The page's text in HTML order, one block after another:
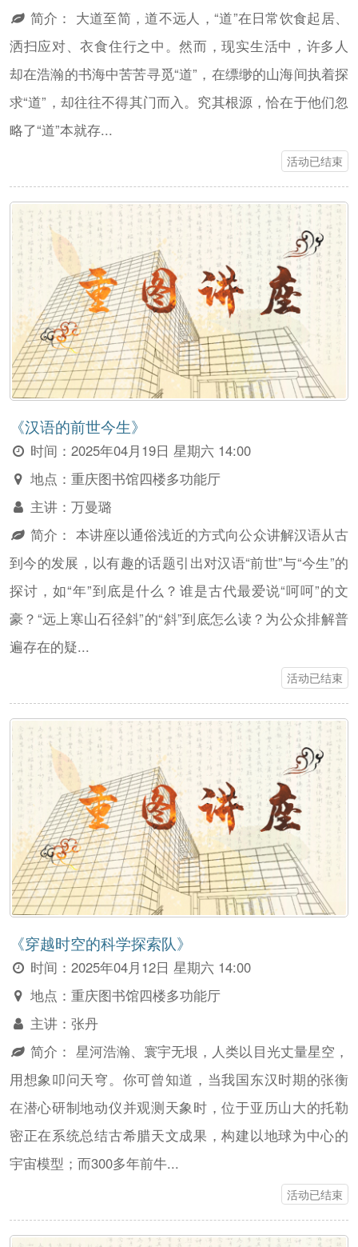
简介： 大道至简，道不远人，“道”在日常饮食起居、
洒扫应对、衣食住行之中。然而，现实生活中，许多人
却在浩瀚的书海中苦苦寻觅“道”，在缥缈的山海间执着探
求“道”，却往往不得其门而入。究其根源，恰在于他们忽
略了“道”本就存...
活动已结束
《汉语的前世今生》
时间：2025年04月19日 星期六 14:00
地点：重庆图书馆四楼多功能厅
主讲：万曼璐
简介： 本讲座以通俗浅近的方式向公众讲解汉语从古
到今的发展，以有趣的话题引出对汉语“前世”与“今生”的
探讨，如“年”到底是什么？谁是古代最爱说“呵呵”的文
豪？“远上寒山石径斜”的“斜”到底怎么读？为公众排解普
遍存在的疑...
活动已结束
《穿越时空的科学探索队》
时间：2025年04月12日 星期六 14:00
地点：重庆图书馆四楼多功能厅
主讲：张丹
简介： 星河浩瀚、寰宇无垠，人类以目光丈量星空，
用想象叩问天穹。你可曾知道，当我国东汉时期的张衡
在潜心研制地动仪并观测天象时，位于亚历山大的托勒
密正在系统总结古希腊天文成果，构建以地球为中心的
宇宙模型；而300多年前牛...
活动已结束